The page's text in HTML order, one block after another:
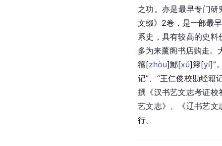
之功。亦是最早专门研
文缀》2卷，是一部最
系史，具有较高的史
多为来薰阁书店购走。
籀[zhòu]鄦[xǔ]簃[yí]”
记”、“王仁俊校勘经籍
撰《汉书艺文志考证校
艺文志》、《辽书艺文
行。